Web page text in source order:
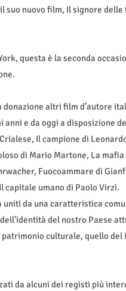
nuovo film, Il signore delle
questa è la seconda
altri film d’autore
e da oggi a disposizione
Il campione di
di Mario Martone, La mafia
Fuocoammare di
capitale umano di Paolo Virzì.
da una caratteristica
del nostro Paese
culturale, quello del
da alcuni dei registi più